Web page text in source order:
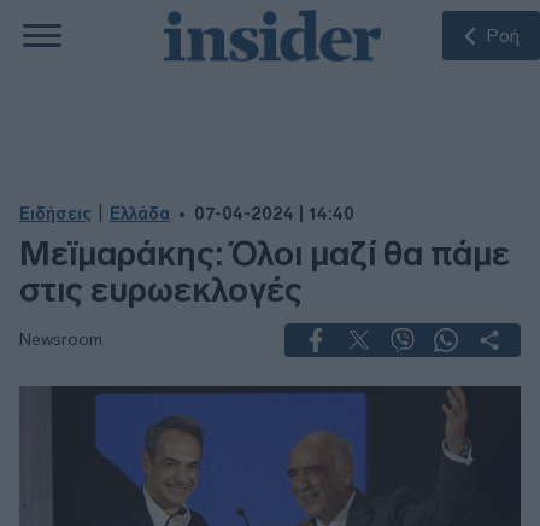
Ροή
Ειδήσεις Ελλάδα 07-04-2024 | 14:40
Μεϊμαράκης: Όλοι μαζί θα πάμε
στις ευρωεκλογές
Newsroom